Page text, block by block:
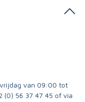
vrijdag van 09:00 tot
(0) 56 37 47 45 of via